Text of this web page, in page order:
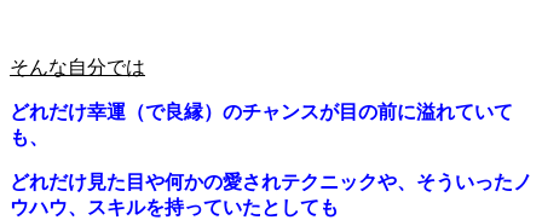
そんな自分では
どれだけ幸運（で良縁）のチャンスが目の前に溢れていて
も、
どれだけ見た目や何かの愛されテクニックや、そういったノ
ウハウ、スキルを持っていたとしても